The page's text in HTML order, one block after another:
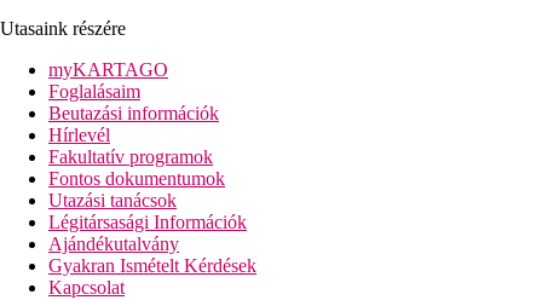
Utasaink részére
myKARTAGO
Foglalásaim
Beutazási információk
Hírlevél
Fakultatív programok
Fontos dokumentumok
Utazási tanácsok
Légitársasági Információk
Ajándékutalvány
Gyakran Ismételt Kérdések
Kapcsolat